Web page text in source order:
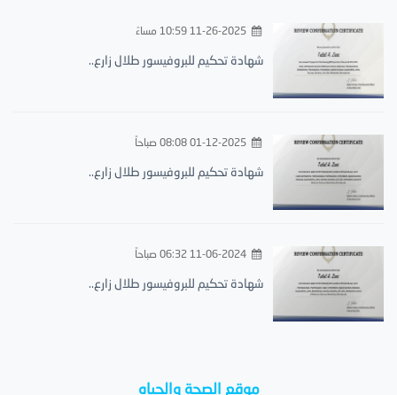
11-26-2025 10:59 مساءً
شهادة تحكيم للبروفيسور طلال زارع..
01-12-2025 08:08 صباحاً
شهادة تحكيم للبروفيسور طلال زارع..
11-06-2024 06:32 صباحاً
شهادة تحكيم للبروفيسور طلال زارع..
موقع الصحة والحياه